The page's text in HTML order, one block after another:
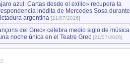
azul. Cartas desde el exilio» recupera la
inédita de Mercedes Sosa durante
argentina [21/07/2026]
del Grec» celebra medio siglo de música
noche única en el Teatre Grec [21/07/2026]